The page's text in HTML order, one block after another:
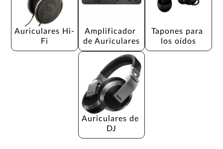
Auriculares Hi-
Fi
Amplificador
de Auriculares
Tapones para
los oídos
Auriculares de
DJ